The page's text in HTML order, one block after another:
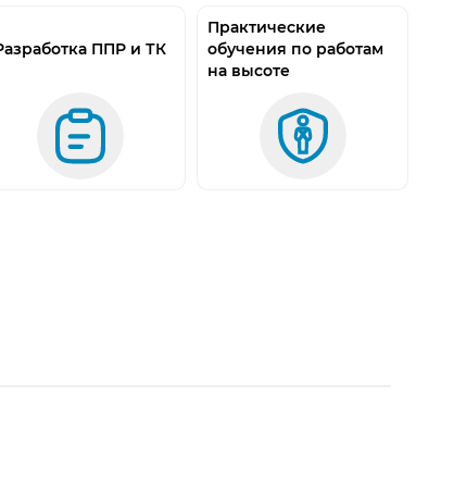
ППР и ТК
Практические
обучения по работам
на высоте